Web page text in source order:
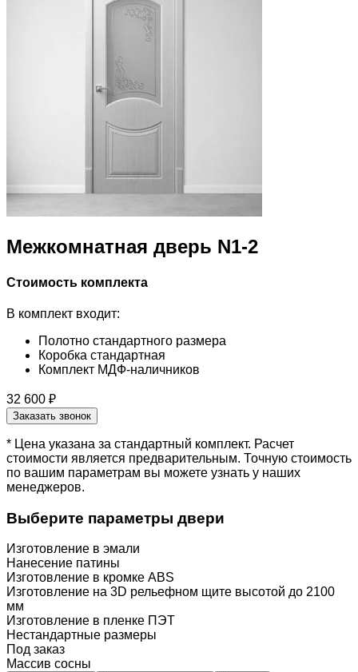
Межкомнатная дверь N1-2
Стоимость комплекта
В комплект входит:
Полотно стандартного размера
Коробка стандартная
Комплект МДФ-наличников
32 600 ₽
Заказать звонок
* Цена указана за стандартный комплект. Расчет
стоимости является предварительным. Точную стоимость
по вашим параметрам вы можете узнать у наших
менеджеров.
Выберите параметры двери
Изготовление в эмали
Нанесение патины
Изготовление в кромке ABS
Изготовление на 3D рельефном щите высотой до 2100
мм
Изготовление в пленке ПЭТ
Нестандартные размеры
Под заказ
Массив сосны